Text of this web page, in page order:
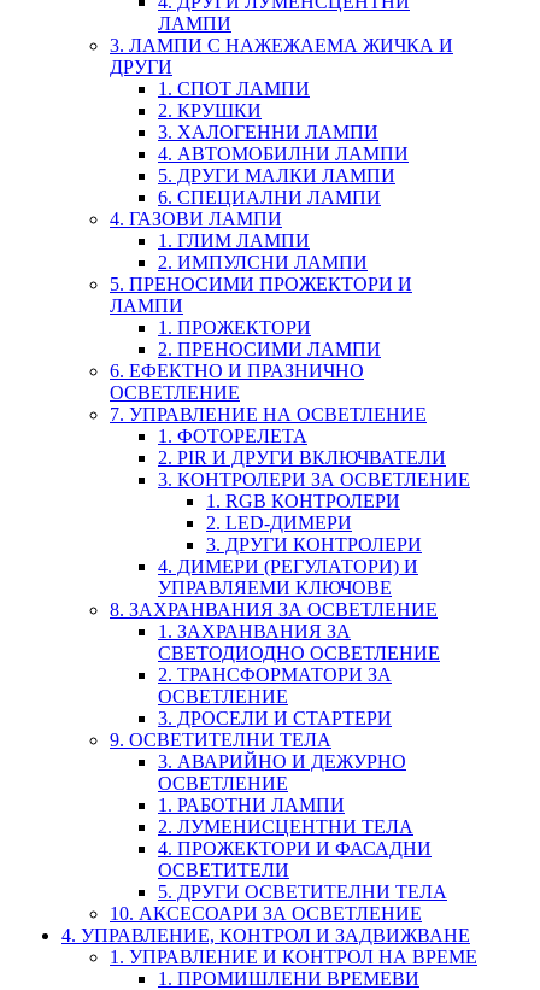
ЛАМПИ
3. ЛАМПИ С НАЖЕЖАЕМА ЖИЧКА И
ДРУГИ
1. СПОТ ЛАМПИ
2. КРУШКИ
3. ХАЛОГЕННИ ЛАМПИ
4. АВТОМОБИЛНИ ЛАМПИ
5. ДРУГИ МАЛКИ ЛАМПИ
6. СПЕЦИАЛНИ ЛАМПИ
4. ГАЗОВИ ЛАМПИ
1. ГЛИМ ЛАМПИ
2. ИМПУЛСНИ ЛАМПИ
5. ПРЕНОСИМИ ПРОЖЕКТОРИ И
ЛАМПИ
1. ПРОЖЕКТОРИ
2. ПРЕНОСИМИ ЛАМПИ
6. ЕФЕКТНО И ПРАЗНИЧНО
ОСВЕТЛЕНИЕ
7. УПРАВЛЕНИЕ НА ОСВЕТЛЕНИЕ
1. ФОТОРЕЛЕТА
2. PIR И ДРУГИ ВКЛЮЧВАТЕЛИ
3. КОНТРОЛЕРИ ЗА ОСВЕТЛЕНИЕ
1. RGB КОНТРОЛЕРИ
2. LED-ДИМЕРИ
3. ДРУГИ КОНТРОЛЕРИ
4. ДИМЕРИ (РЕГУЛАТОРИ) И
УПРАВЛЯЕМИ КЛЮЧОВЕ
8. ЗАХРАНВАНИЯ ЗА ОСВЕТЛЕНИЕ
1. ЗАХРАНВАНИЯ ЗА
СВЕТОДИОДНО ОСВЕТЛЕНИЕ
2. ТРАНСФОРМАТОРИ ЗА
ОСВЕТЛЕНИЕ
3. ДРОСЕЛИ И СТАРТЕРИ
9. ОСВЕТИТЕЛНИ ТЕЛА
3. АВАРИЙНО И ДЕЖУРНО
ОСВЕТЛЕНИЕ
1. РАБОТНИ ЛАМПИ
2. ЛУМЕНИСЦЕНТНИ ТЕЛА
4. ПРОЖЕКТОРИ И ФАСАДНИ
ОСВЕТИТЕЛИ
5. ДРУГИ ОСВЕТИТЕЛНИ ТЕЛА
10. АКСЕСОАРИ ЗА ОСВЕТЛЕНИЕ
4. УПРАВЛЕНИЕ, КОНТРОЛ И ЗАДВИЖВАНЕ
1. УПРАВЛЕНИЕ И КОНТРОЛ НА ВРЕМЕ
1. ПРОМИШЛЕНИ ВРЕМЕВИ